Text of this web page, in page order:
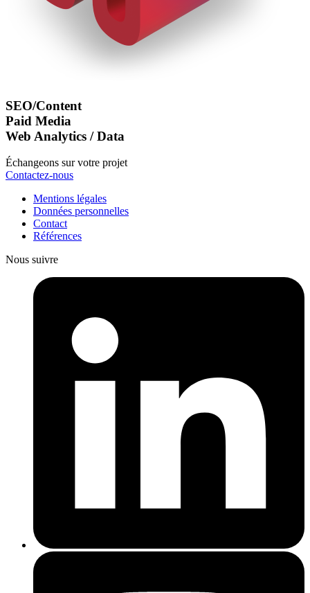
SEO/Content
Paid Media
Web Analytics / Data
Échangeons sur votre projet
Contactez-nous
Mentions légales
Données personnelles
Contact
Références
Nous suivre